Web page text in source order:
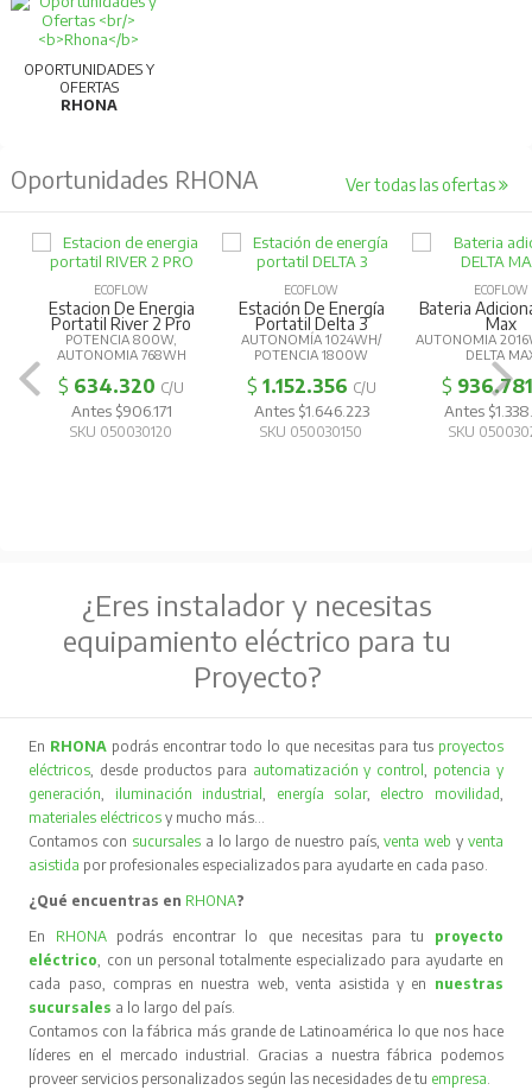
OPORTUNIDADES Y
OFERTAS
RHONA
Oportunidades RHONA Ver todas las ofertas
ECOFLOW
Estacion De Energia
Portatil River 2 Pro
POTENCIA 800W,
AUTONOMIA 768WH
$ 634.320 C/U
Antes $906.171
SKU 050030120
ECOFLOW
Estación De Energía
Portatil Delta 3
AUTONOMÍA 1024WH/
POTENCIA 1800W
$ 1.152.356 C/U
Antes $1.646.223
SKU 050030150
ECOFLOW
Bateria
Max
AUTONOMIA
DELTA
$ 936.781
Antes
SKU
¿Eres instalador y necesitas
equipamiento eléctrico para tu
Proyecto?
En RHONA podrás encontrar todo lo que necesitas para tus proyectos
eléctricos, desde productos para automatización y control, potencia y
generación, iluminación industrial, energía solar, electro movilidad,
materiales eléctricos y mucho más…
Contamos con sucursales a lo largo de nuestro país,venta web y venta
asistida por profesionales especializados para ayudarte en cada paso.
¿Qué encuentras en RHONA?
En RHONA podrás encontrar lo que necesitas para tu proyecto
eléctrico, con un personal totalmente especializado para ayudarte en
cada paso, compras en nuestra web, venta asistida y en nuestras
sucursales a lo largo del país.
Contamos con la fábrica más grande de Latinoamérica lo que nos hace
líderes en el mercado industrial. Gracias a nuestra fábrica podemos
proveer servicios personalizados según las necesidades de tu empresa.